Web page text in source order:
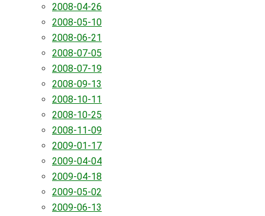
2008-04-26
2008-05-10
2008-06-21
2008-07-05
2008-07-19
2008-09-13
2008-10-11
2008-10-25
2008-11-09
2009-01-17
2009-04-04
2009-04-18
2009-05-02
2009-06-13